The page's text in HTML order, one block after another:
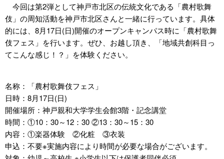
今回は第2弾として神戸市北区の伝統文化である「農村歌舞
伎」の周知活動を神戸市北区さんと一緒に行っています。具体
的には、8月17日(日)開催のオープンキャンパス時に「農村歌舞
伎フェス」を行います。ぜひ、お越し頂き、「地域共創科目っ
てこんな感じ！？」を体験ください。
名称：「農村歌舞伎フェス」
日時：8月17日(日)
開催場所：神戸親和大学学生会館3階・記念講堂
時間：①10：30～12：30 ②13：30～15：30
内容：①楽器体験 ②化粧 ③衣装
申込：不要※実施内容により時間が必要な場合がございます。